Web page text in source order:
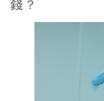
錢？